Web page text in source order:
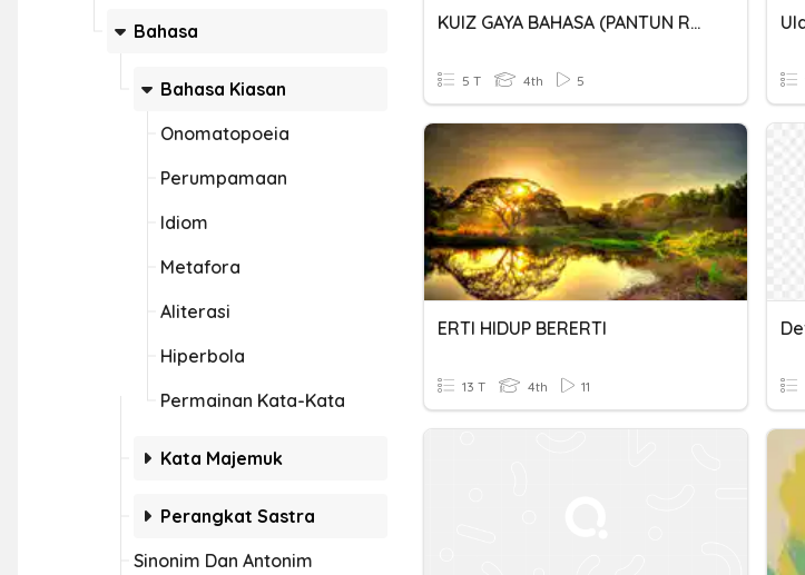
Bahasa
Bahasa Kiasan
Onomatopoeia
Perumpamaan
Idiom
Metafora
Aliterasi
Hiperbola
Permainan Kata-Kata
Kata Majemuk
Perangkat Sastra
Sinonim Dan Antonim
KUIZ GAYA BAHASA (PANTUN RESAM HIDUP MANUSIA)
5 T 4th 5
ERTI HIDUP BERERTI
13 T 4th 11